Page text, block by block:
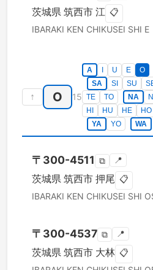
茨城県 筑西市 江 📋
IBARAKI KEN CHIKUSEI SHI E
↑ O 15
A U E O
SA
SI SU
TE
TO NA NI
HI
HU HE HO
YA
YO WA
〒 300-4511 ⧉ 📍
茨城県 筑西市 押尾 📋
IBARAKI KEN CHIKUSEI SHI
〒 300-4537 ⧉ 📍
茨城県 筑西市 大林 📋